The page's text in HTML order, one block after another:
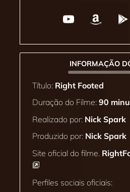
INFORMAÇÃO
Título: Right Footed
Duração do Filme: 90
Realizado por: Nick Spark
Produzido por: Nick Spark
Site oficial do filme.
Perfiles sociais oficiais: